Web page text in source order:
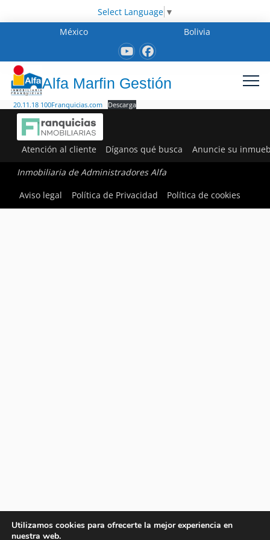
Select Language ▼
México
Bolivia
Alfa Marfin Gestión
20.11.18 100Franquicias.com Descarga
Atención al cliente Díganos qué busca Anuncie su
Inmobiliaria de Administradores Alfa
Aviso legal
Política de Privacidad Política de cookies
Utilizamos cookies para ofrecerte la mejor experiencia en
nuestra web.